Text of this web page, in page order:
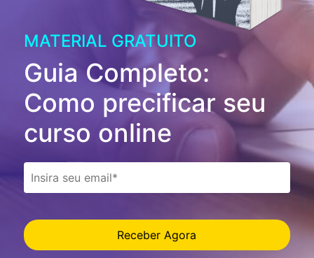
MATERIAL GRATUITO
Guia Completo:
Como precificar seu
curso online
Receber Agora